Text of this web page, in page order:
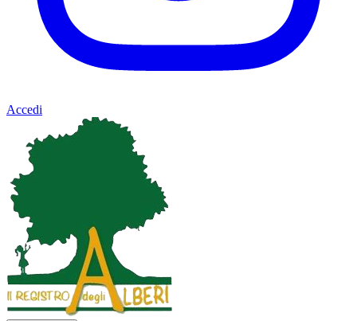
Accedi